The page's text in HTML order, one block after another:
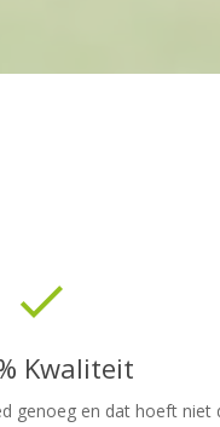
done
Kwaliteit
genoeg en dat hoeft niet